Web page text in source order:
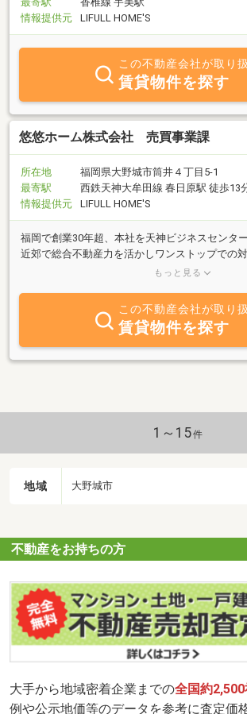
情報提供元
LIFULL HOME'S
この不動産会社が取り
賃貸物件を探す
悠悠ホーム株式会社 売買事業課
所在地
福岡県大野城市筒井４丁目5-1
最寄駅
西鉄天神大牟田線 春日原駅 徒歩13
情報提供元
LIFULL HOME'S
福岡で創業30年超、本社を天神ビジネスセンタ
近郊で総合不動産力を活かしワンストップでの
動産売買をはじめ賃貸・管理・リフォームなど
もっと見る
この不動産会社が取り
賃貸物件を探す
1～15件
地域 大野城市
不動産をお持ちの方
大手から地域密着企業までの全国約
例や公示地価等のデータを参考に査定価